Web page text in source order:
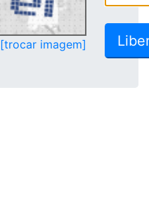
[trocar imagem]